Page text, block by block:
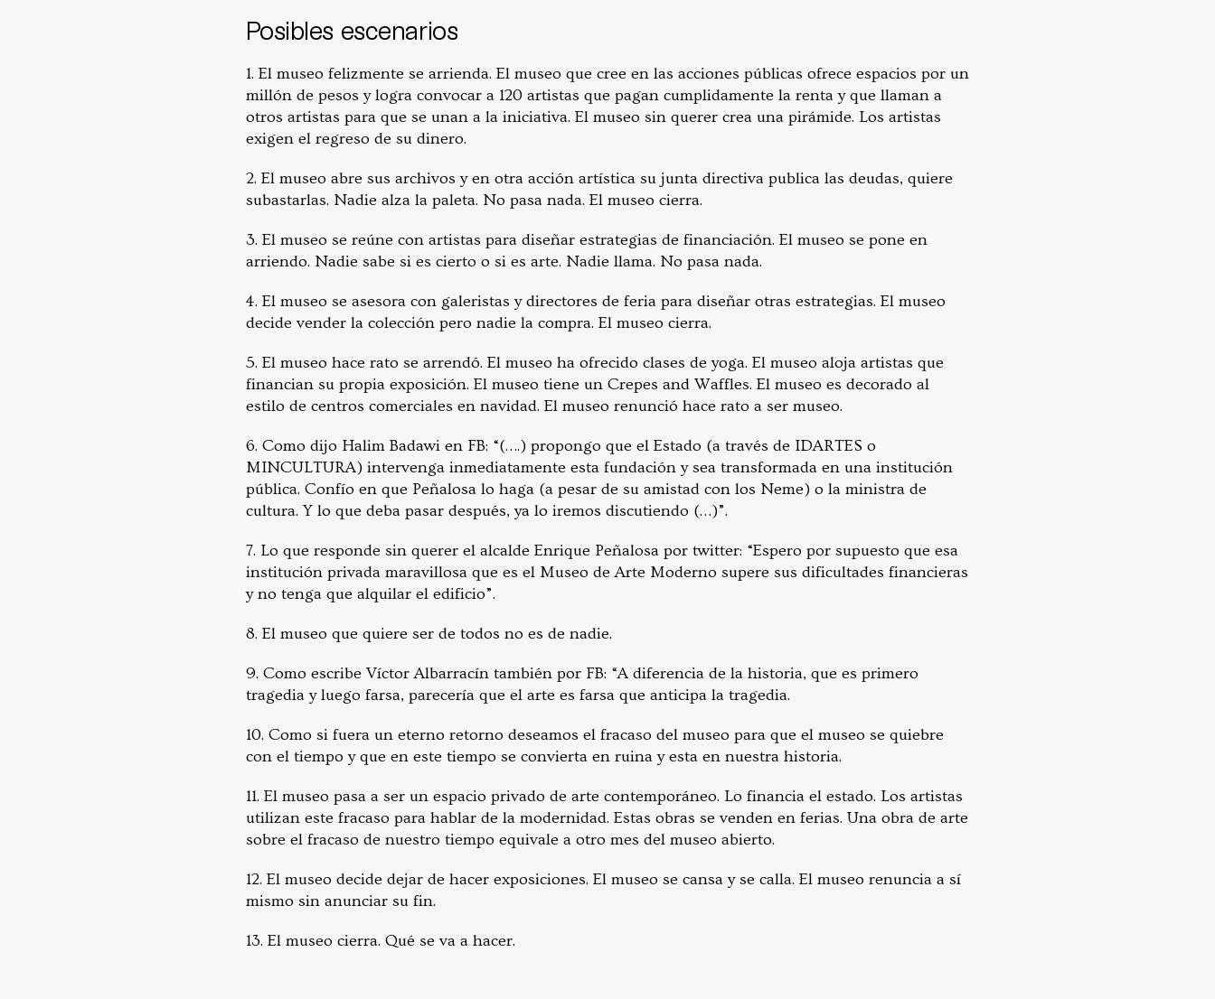
Posibles escenarios
1. El museo felizmente se arrienda. El museo que cree en las acciones públicas ofrece espacios por un
millón de pesos y logra convocar a 120 artistas que pagan cumplidamente la renta y que llaman a
otros artistas para que se unan a la iniciativa. El museo sin querer crea una pirámide. Los artistas
exigen el regreso de su dinero.
2. El museo abre sus archivos y en otra acción artística su junta directiva publica las deudas, quiere
subastarlas. Nadie alza la paleta. No pasa nada. El museo cierra.
3. El museo se reúne con artistas para diseñar estrategias de financiación. El museo se pone en
arriendo. Nadie sabe si es cierto o si es arte. Nadie llama. No pasa nada.
4. El museo se asesora con galeristas y directores de feria para diseñar otras estrategias. El museo
decide vender la colección pero nadie la compra. El museo cierra.
5. El museo hace rato se arrendó. El museo ha ofrecido clases de yoga. El museo aloja artistas que
financian su propia exposición. El museo tiene un Crepes and Waffles. El museo es decorado al
estilo de centros comerciales en navidad. El museo renunció hace rato a ser museo.
6. Como dijo Halim Badawi en FB: “(….) propongo que el Estado (a través de IDARTES o
MINCULTURA) intervenga inmediatamente esta fundación y sea transformada en una institución
pública. Confío en que Peñalosa lo haga (a pesar de su amistad con los Neme) o la ministra de
cultura. Y lo que deba pasar después, ya lo iremos discutiendo (…)”.
7. Lo que responde sin querer el alcalde Enrique Peñalosa por twitter: “Espero por supuesto que esa
institución privada maravillosa que es el Museo de Arte Moderno supere sus dificultades financieras
y no tenga que alquilar el edificio”.
8. El museo que quiere ser de todos no es de nadie.
9. Como escribe Víctor Albarracín también por FB: “A diferencia de la historia, que es primero
tragedia y luego farsa, parecería que el arte es farsa que anticipa la tragedia.
10. Como si fuera un eterno retorno deseamos el fracaso del museo para que el museo se quiebre
con el tiempo y que en este tiempo se convierta en ruina y esta en nuestra historia.
11. El museo pasa a ser un espacio privado de arte contemporáneo. Lo financia el estado. Los artistas
utilizan este fracaso para hablar de la modernidad. Estas obras se venden en ferias. Una obra de arte
sobre el fracaso de nuestro tiempo equivale a otro mes del museo abierto.
12. El museo decide dejar de hacer exposiciones. El museo se cansa y se calla. El museo renuncia a sí
mismo sin anunciar su fin.
13. El museo cierra. Qué se va a hacer.